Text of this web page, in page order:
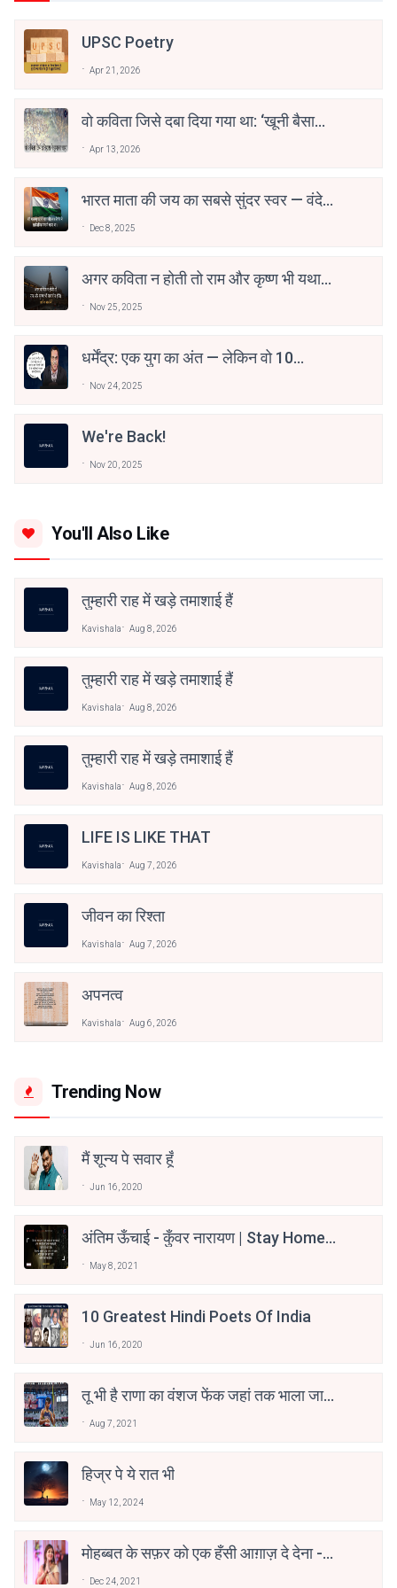
UPSC Poetry
Apr 21, 2026
वो कविता जिसे दबा दिया गया था: ‘खूनी बैसाखी’
Apr 13, 2026
भारत माता की जय का सबसे सुंदर स्वर — वंदे
Dec 8, 2025
अगर कविता न होती तो राम और कृष्ण भी यथार्थ
Nov 25, 2025
धर्मेंद्र: एक युग का अंत — लेकिन वो 10
Nov 24, 2025
We're Back!
Nov 20, 2025
You'll Also Like
तुम्हारी राह में खड़े तमाशाई हैं
Kavishala Aug 8, 2026
तुम्हारी राह में खड़े तमाशाई हैं
Kavishala Aug 8, 2026
तुम्हारी राह में खड़े तमाशाई हैं
Kavishala Aug 8, 2026
LIFE IS LIKE THAT
Kavishala Aug 7, 2026
जीवन का रिश्ता
Kavishala Aug 7, 2026
अपनत्व
Kavishala Aug 6, 2026
Trending Now
मैं शून्य पे सवार हूँ
Jun 16, 2020
अंतिम ऊँचाई - कुँवर नारायण | Stay Home
May 8, 2021
10 Greatest Hindi Poets Of India
Jun 16, 2020
तू भी है राणा का वंशज फेंक जहां तक भाला जाए:
Aug 7, 2021
हिज्र पे ये रात भी
May 12, 2024
मोहब्बत के सफ़र को एक हँसी आग़ाज़ दे देना -
Dec 24, 2021